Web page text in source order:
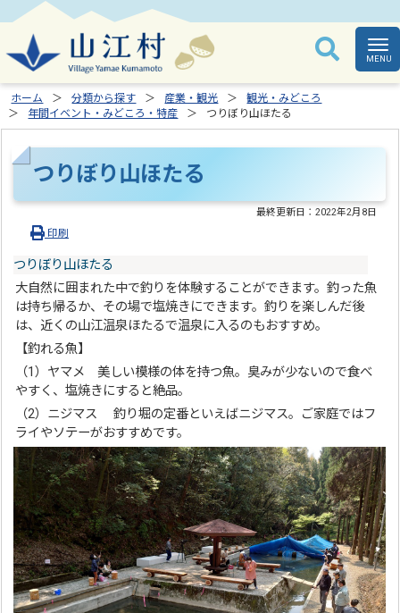
ホーム 分類から探す 産業・観光
観光・みどころ
年間イベント・みどころ・特産
つりぼり山ほたる
つりぼり山ほたる
最終更新日：2022年2月8日
印刷
つりぼり山ほたる
大自然に囲まれた中で釣りを体験することができます。釣った魚
は持ち帰るか、その場で塩焼きにできます。釣りを楽しんだ後
は、近くの山江温泉ほたるで温泉に入るのもおすすめ。
【釣れる魚】
（1）ヤマメ 美しい模様の体を持つ魚。臭みが少ないので食べ
やすく、塩焼きにすると絶品。
（2）ニジマス 釣り堀の定番といえばニジマス。ご家庭ではフ
ライやソテーがおすすめです。